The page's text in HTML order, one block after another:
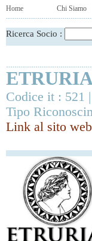
Home Chi Siamo
Ricerca Socio :
Codice it : 521
Tipo
Link al sito web